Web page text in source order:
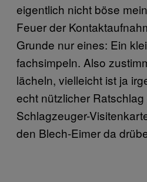
eigentlich nicht böse
Feuer der
Grunde nur eines: Ein
fachsimpeln. Also
lächeln, vielleicht ist ja
echt nützlicher Ratschlag
Schlagzeuger-
den Blech-Eimer da